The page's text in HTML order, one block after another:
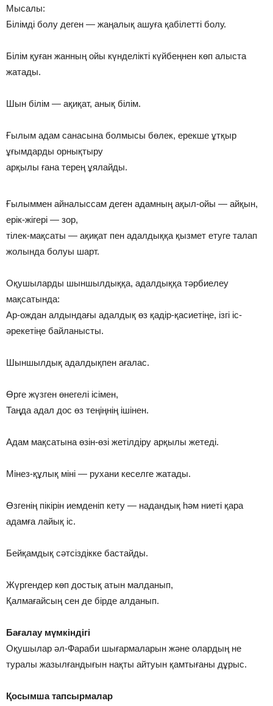
Мысалы:
Білімді болу деген — жаңалық ашуға қабілетті болу.
Білім қуған жанның ойы күнделікті күйбеңнен көп алыста
жатады.
Шын білім — ақиқат, анық білім.
Ғылым адам санасына болмысы бөлек, ерекше ұтқыр
ұғымдарды орнықтыру
арқылы ғана терең ұялайды.
Ғылыммен айналыссам деген адамның ақыл-ойы — айқын,
ерік-жігері — зор,
тілек-мақсаты — ақиқат пен адалдыққа қызмет етуге талап
жолында болуы шарт.
Оқушыларды шыншылдыққа, адалдыққа тәрбиелеу
мақсатында:
Ар-ождан алдындағы адалдық өз қадір-қасиетіңе, ізгі іс-
әрекетіңе байланысты.
Шыншылдық адалдықпен ағалас.
Өрге жүзген өнегелі ісімен,
Таңда адал дос өз теңіңнің ішінен.
Адам мақсатына өзін-өзі жетілдіру арқылы жетеді.
Мінез-құлық міні — рухани кеселге жатады.
Өзгенің пікірін иемденіп кету — надандық һәм ниеті қара
адамға лайық іс.
Бейқамдық сәтсіздікке бастайды.
Жүргендер көп достық атын малданып,
Қалмағайсың сен де бірде алданып.
Бағалау мүмкіндігі
Оқушылар әл-Фараби шығармаларын және олардың не
туралы жазылғандығын нақты айтуын қамтығаны дұрыс.
Қосымша тапсырмалар